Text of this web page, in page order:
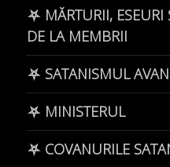
⛧ MĂRTURII, ESEURI
DE LA MEMBRII
⛧ SATANISMUL
⛧ MINISTERUL
⛧ COVANURILE